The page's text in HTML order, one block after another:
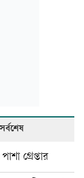
সর্বশেষ
গ্রেপ্তার